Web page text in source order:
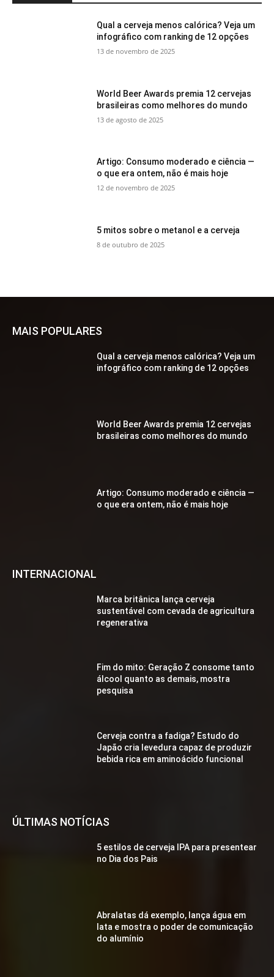
Qual a cerveja menos calórica? Veja um
infográfico com ranking de 12 opções
13 de novembro de 2025
World Beer Awards premia 12 cervejas
brasileiras como melhores do mundo
13 de agosto de 2025
Artigo: Consumo moderado e ciência —
o que era ontem, não é mais hoje
12 de novembro de 2025
5 mitos sobre o metanol e a cerveja
8 de outubro de 2025
MAIS POPULARES
Qual a cerveja menos calórica? Veja um
infográfico com ranking de 12 opções
World Beer Awards premia 12 cervejas
brasileiras como melhores do mundo
Artigo: Consumo moderado e ciência —
o que era ontem, não é mais hoje
INTERNACIONAL
Marca britânica lança cerveja
sustentável com cevada de agricultura
regenerativa
Fim do mito: Geração Z consome tanto
álcool quanto as demais, mostra
pesquisa
Cerveja contra a fadiga? Estudo do
Japão cria levedura capaz de produzir
bebida rica em aminoácido funcional
ÚLTIMAS NOTÍCIAS
5 estilos de cerveja IPA para presentear
no Dia dos Pais
Abralatas dá exemplo, lança água em
lata e mostra o poder de comunicação
do alumínio